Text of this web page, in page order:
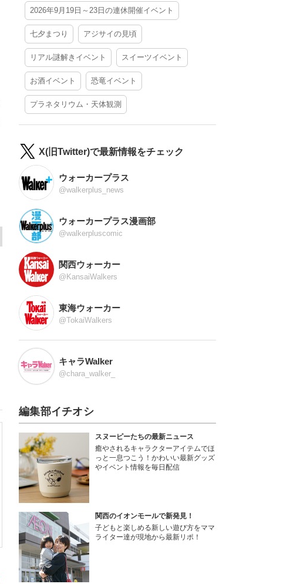
2026年9月19日～23日の連休開催イベント
七夕まつり アジサイの見頃
リアル謎解きイベント スイーツイベント
お酒イベント 恐竜イベント
プラネタリウム・天体観測
X(旧Twitter)で最新情報をチェック
ウォーカープラス
@walkerplus_news
ウォーカープラス漫画部
@walkerpluscomic
関西ウォーカー
@KansaiWalkers
東海ウォーカー
@TokaiWalkers
キャラWalker
@chara_walker_
編集部イチオシ
スヌーピーたちの最新ニュース
癒やされるキャラクターアイテムでほ
っと一息つこう！かわいい最新グッズ
やイベント情報を毎日配信
関西のイオンモールで新発見！
子どもと楽しめる新しい遊び方をママ
ライター達が現地から最新リポ！